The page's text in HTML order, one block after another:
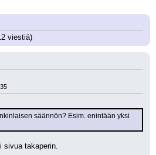
viestiä)
säännön? Esim. enintään yksi
sivua takaperin.